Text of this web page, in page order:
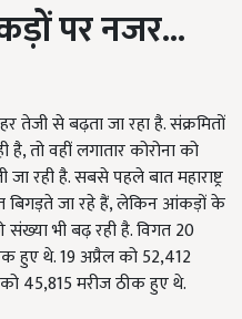
पर नजर...
से बढ़ता जा रहा है. संक्रमितों
तो वहीं लगातार कोरोना को
रही है. सबसे पहले बात महाराष्ट्र
बिगड़ते जा रहे हैं, लेकिन आंकड़ों के
संख्या भी बढ़ रही है. विगत 20
हुए थे. 19 अप्रैल को 52,412
45,815 मरीज ठीक हुए थे.